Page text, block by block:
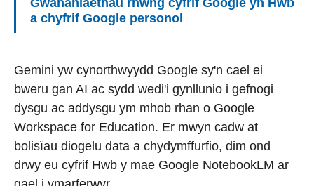
Gwahaniaethau rhwng cyfrif Google yn Hwb
a chyfrif Google personol
Gemini yw cynorthwyydd Google sy'n cael ei
bweru gan AI ac sydd wedi'i gynllunio i gefnogi
dysgu ac addysgu ym mhob rhan o Google
Workspace for Education. Er mwyn cadw at
bolisïau diogelu data a chydymffurfio, dim ond
drwy eu cyfrif Hwb y mae Google NotebookLM ar